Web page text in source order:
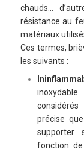
chauds…
résistance au
matériaux
Ces termes,
les suivants :
précise
supporter
fonction